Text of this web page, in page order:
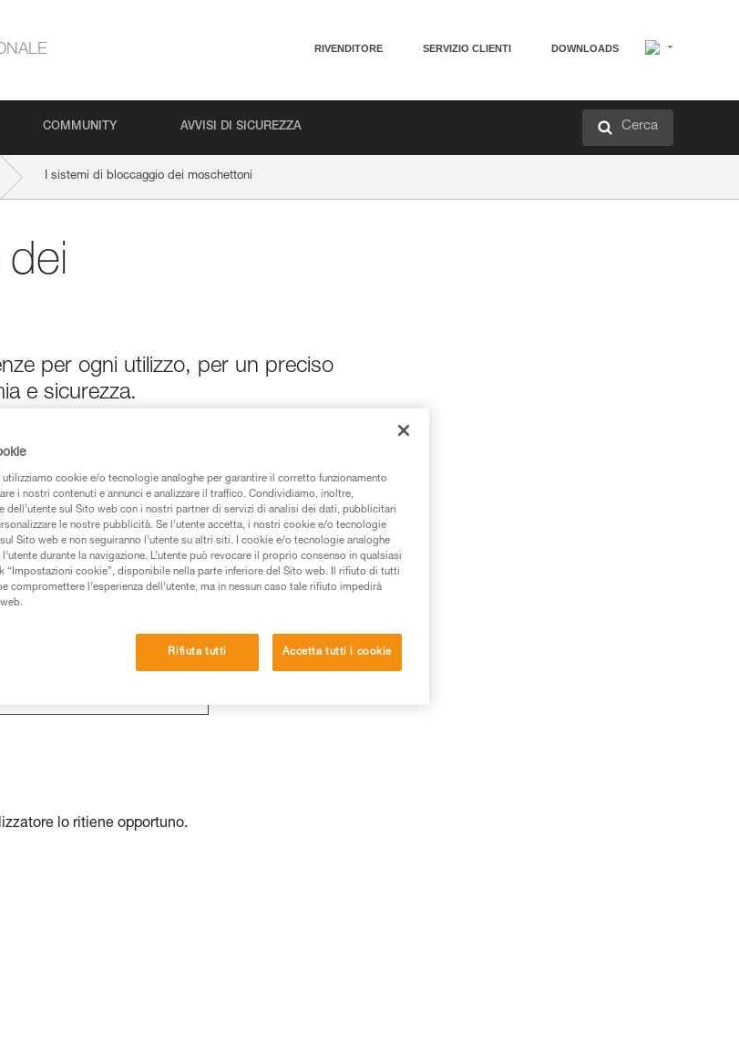
RIVENDITORE SERVIZIO CLIENTI DOWNLOADS
COMMUNITY AVVISI DI SICUREZZA Cerca
I sistemi di bloccaggio dei moschettoni
per ogni utilizzo, per un preciso
e sicurezza.
lo ritiene opportuno.
utilizziamo cookie e/o tecnologie analoghe per garantire il corretto funzionamento
i nostri contenuti e annunci e analizzare il traffico. Condividiamo, inoltre,
dell’utente sul Sito web con i nostri partner di servizi di analisi dei dati, pubblicitari
le nostre pubblicità. Se l’utente accetta, i nostri cookie e/o tecnologie
Sito web e non seguiranno l’utente su altri siti. I cookie e/o tecnologie analoghe
durante la navigazione. L’utente può revocare il proprio consenso in qualsiasi
“Impostazioni cookie”, disponibile nella parte inferiore del Sito web. Il rifiuto di tutti
compromettere l’esperienza dell’utente, ma in nessun caso tale rifiuto impedirà
Rifiuta tutti Accetta tutti i cookie